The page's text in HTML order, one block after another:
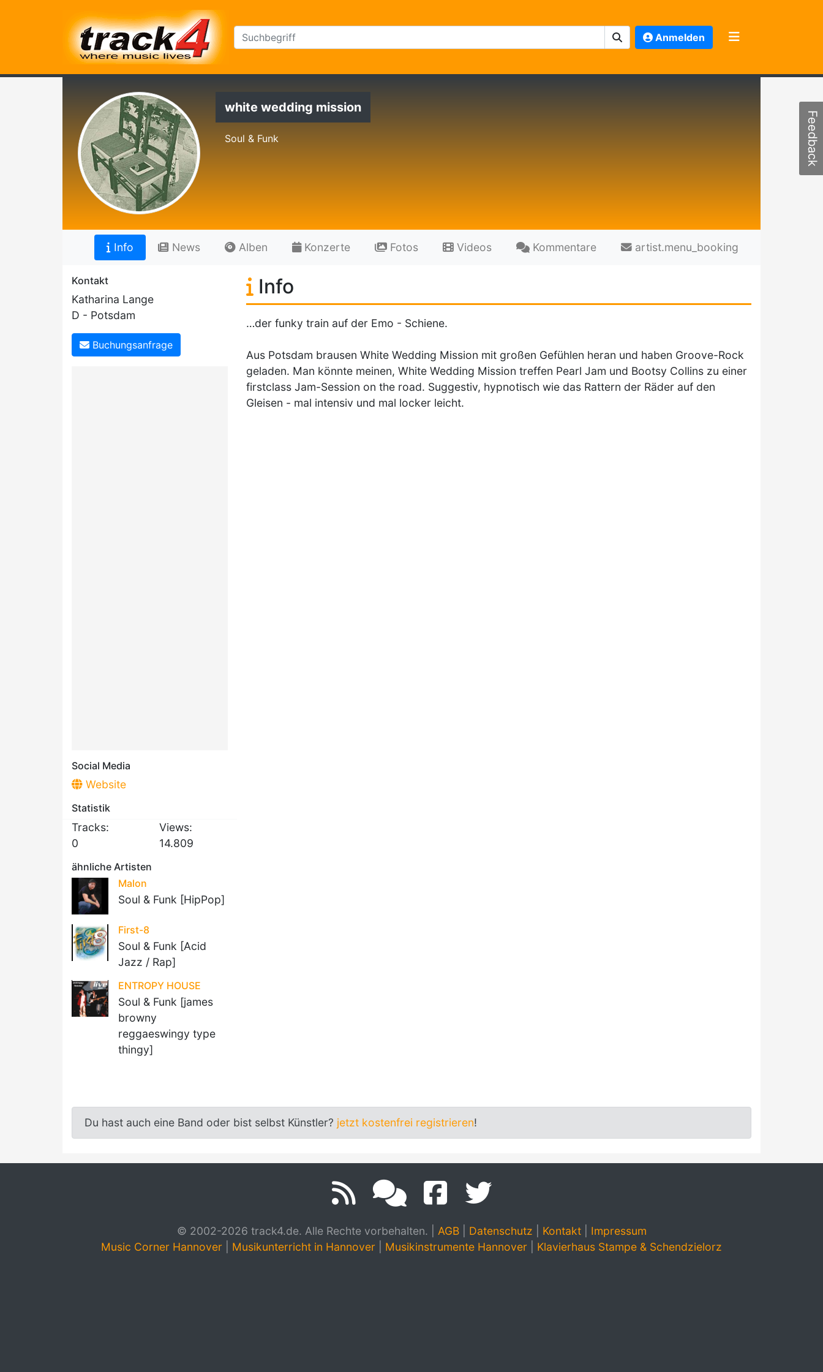
Anmelden
white wedding mission
Soul & Funk
Info News Alben Konzerte Fotos Videos Kommentare artist.menu_booking
Kontakt
Katharina Lange
D - Potsdam
Buchungsanfrage
Social Media
Website
Statistik
Tracks:
0
Views:
14.809
ähnliche Artisten
Malon
Soul & Funk [HipPop]
First-8
Soul & Funk [Acid
Jazz / Rap]
ENTROPY HOUSE
Soul & Funk [james
browny
reggaeswingy type
thingy]
Info
…der funky train auf der Emo - Schiene.
Aus Potsdam brausen White Wedding Mission mit großen Gefühlen heran und haben Groove-Rock
geladen. Man könnte meinen, White Wedding Mission treffen Pearl Jam und Bootsy Collins zu einer
firstclass Jam-Session on the road. Suggestiv, hypnotisch wie das Rattern der Räder auf den
Gleisen - mal intensiv und mal locker leicht.
Du hast auch eine Band oder bist selbst Künstler? jetzt kostenfrei registrieren!
© 2002-2026 track4.de. Alle Rechte vorbehalten. AGB| Datenschutz Kontakt| Impressum
Music Corner Hannover
Musikunterricht in Hannover Musikinstrumente Hannover Klavierhaus Stampe & Schendzielorz
Feedback